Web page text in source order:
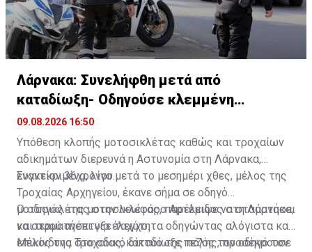
Λάρνακα: Συνελήφθη μετά από
καταδίωξη- Οδηγούσε κλεμμένη
μοτοσικλέτα
09.08.2026 16:50
Υπόθεση κλοπής μοτοσικλέτας καθώς και τροχαίων
αδικημάτων διερευνά η Αστυνομία στη Λάρνακα,
εναντίον 36χρονου.
Συγκεκριμένα, λίγο μετά το μεσημέρι χθες, μέλος της
Τροχαίας Αρχηγείου, έκανε σήμα σε οδηγό
μοτοσικλέτας στην λεωφόρο Αρτέμιδος στη Λάρνακα,
να σταματήσει για έλεγχο.
Ο οδηγός της μοτοσικλέτας, παρέλειψε να σταματήσει
και αφού ανέπτυξε ταχύτητα οδηγώντας αλόγιστα και
επικίνδυνα στο οδικό δίκτυο της πόλης, προσέκρουσε
Μέλος της Τροχαίας, καταδίωξε πεζός τον οδηγό τον